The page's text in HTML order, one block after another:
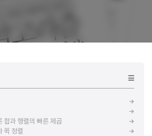
합과 행렬의 빠른 제곱
퀵 정렬